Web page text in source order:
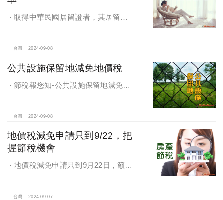
取得中華民國居留證者，其居留地
記，適用自住用稅率
台灣 2024-09-08
公共設施保留地減免地價稅
節稅報您知-公共設施保留地減免地
台灣 2024-09-08
地價稅減免申請只到9/22，把
握節稅機會
地價稅減免申請只到9月22日，籲民
台灣 2024-09-07